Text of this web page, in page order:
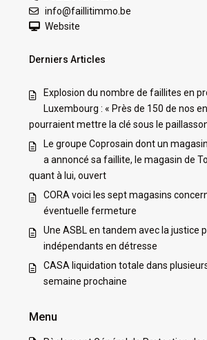
info@faillitimmo.be
Website
Derniers Articles
Explosion du nombre de faillites en
Luxembourg : « Près de 150 de nos
pourraient mettre la clé sous le
Le groupe Coprosain dont un
a annoncé sa faillite, le magasin de
quant à lui, ouvert
CORA voici les sept magasins
éventuelle fermeture
Une ASBL en tandem avec la justice
indépendants en détresse
CASA liquidation totale dans
semaine prochaine
Menu